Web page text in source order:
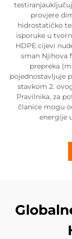
provjere
hidrostatičko
isporuke u
HDPE cijevi
sman Njihova
prepreka
pojednostavljuje
stavkom 2.
Pravilnika, za
članice mogu
energije